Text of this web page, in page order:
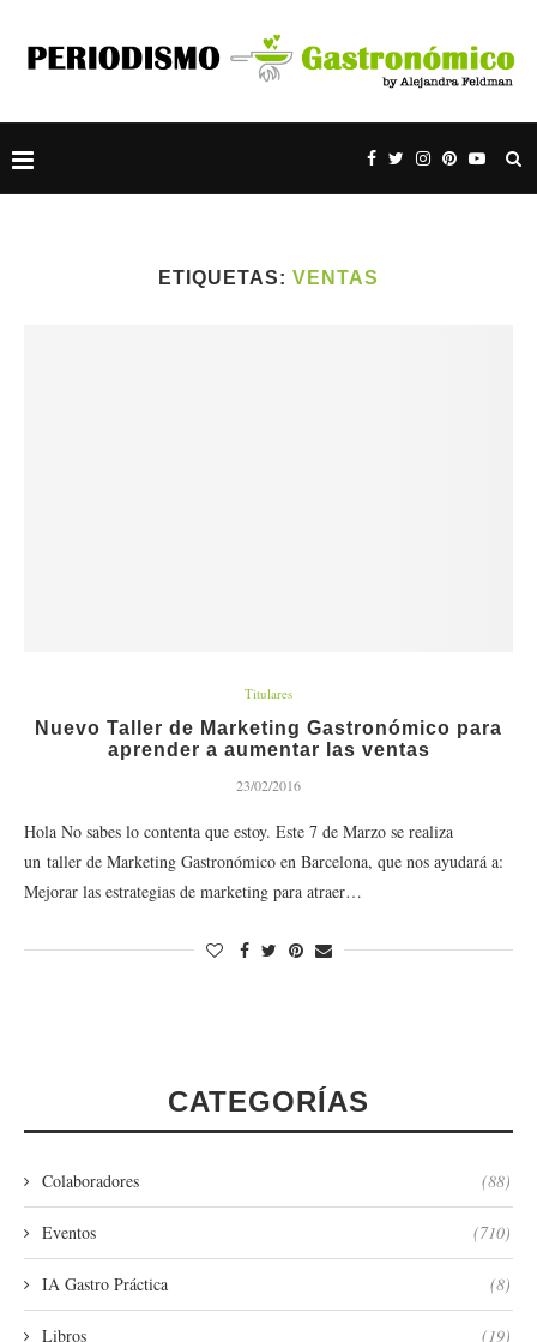
ETIQUETAS: VENTAS
Titulares
Nuevo Taller de Marketing Gastronómico para
aprender a aumentar las ventas
23/02/2016
Hola No sabes lo contenta que estoy. Este 7 de Marzo se realiza
un taller de Marketing Gastronómico en Barcelona, que nos ayudará a:
Mejorar las estrategias de marketing para atraer…
CATEGORÍAS
Colaboradores (88)
Eventos (710)
IA Gastro Práctica (8)
Libros (19)